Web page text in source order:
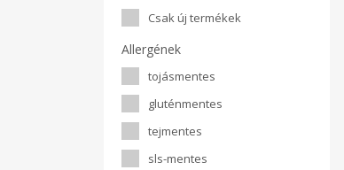
Csak új termékek
Allergének
tojásmentes
gluténmentes
tejmentes
sls-mentes